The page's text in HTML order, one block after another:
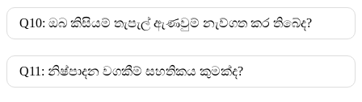
Q10: ඔබ කිසියම් තැපැල් ඇණවුම් නැව්ගත කර තිබේද?
Q11: නිෂ්පාදන වගකීම් සහතිකය කුමක්ද?